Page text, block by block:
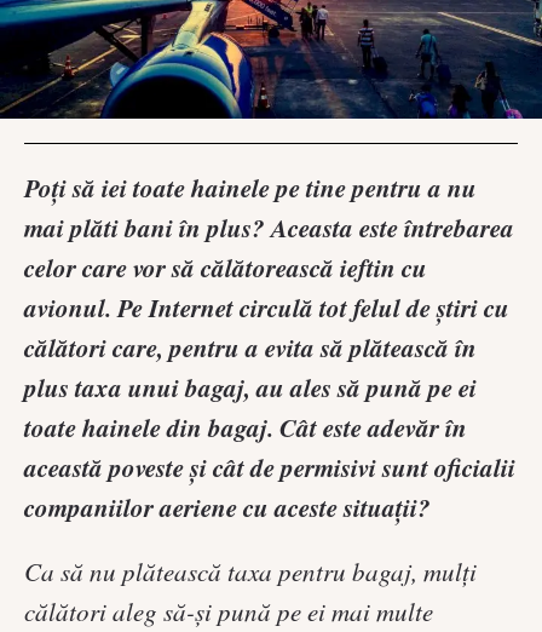
Poți să iei toate hainele pe tine pentru a nu
mai plăti bani în plus? Aceasta este întrebarea
celor care vor să călătorească ieftin cu
avionul. Pe Internet circulă tot felul de știri cu
călători care, pentru a evita să plătească în
plus taxa unui bagaj, au ales să pună pe ei
toate hainele din bagaj. Cât este adevăr în
această poveste și cât de permisivi sunt oficialii
companiilor aeriene cu aceste situații?
Ca să nu plătească taxa pentru bagaj, mulți
călători aleg să-și pună pe ei mai multe